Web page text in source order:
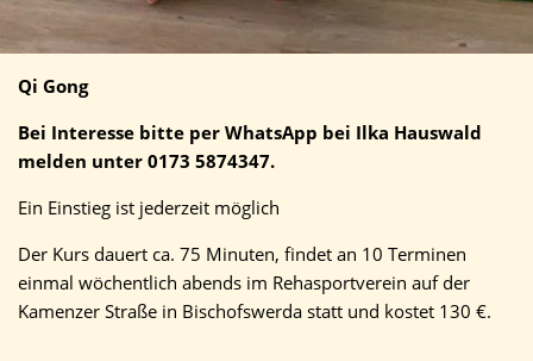
Qi Gong
Bei Interesse bitte per WhatsApp bei Ilka Hauswald
melden unter 0173 5874347.
Ein Einstieg ist jederzeit möglich
Der Kurs dauert ca. 75 Minuten, findet an 10 Terminen
einmal wöchentlich abends im Rehasportverein auf der
Kamenzer Straße in Bischofswerda statt und kostet 130 €.